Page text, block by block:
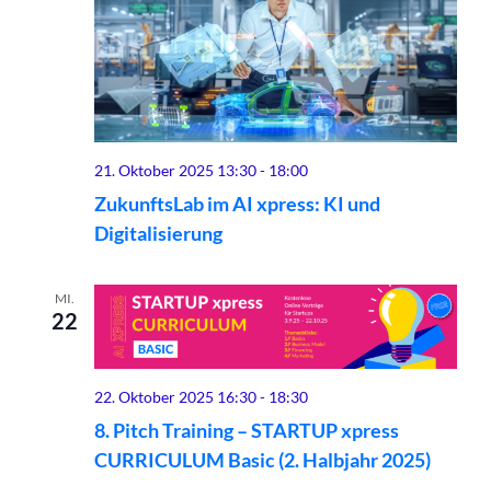
ZukunftsLab im AI xpress: KI und
Digitalisierung
21. Oktober 2025 13:30- 18:00
MI.
22
8. Pitch Training – STARTUP xpress
CURRICULUM Basic (2. Halbjahr 2025)
22. Oktober 2025 16:30- 18:30